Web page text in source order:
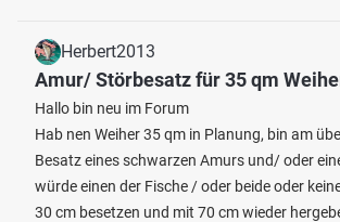
Herbert2013
Amur/ Störbesatz für 35 qm
Hallo bin neu im Forum
Hab nen Weiher 35 qm in Planung, bin am
Besatz eines schwarzen Amurs und/ oder
würde einen der Fische / oder beide oder
30 cm besetzen und mit 70 cm wieder